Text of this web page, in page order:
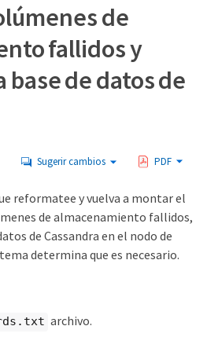
de
fallidos y
de datos de
Sugerir cambios PDF
reformatee y vuelva a montar el
de almacenamiento fallidos,
de Cassandra en el nodo de
determina que es necesario.
archivo.